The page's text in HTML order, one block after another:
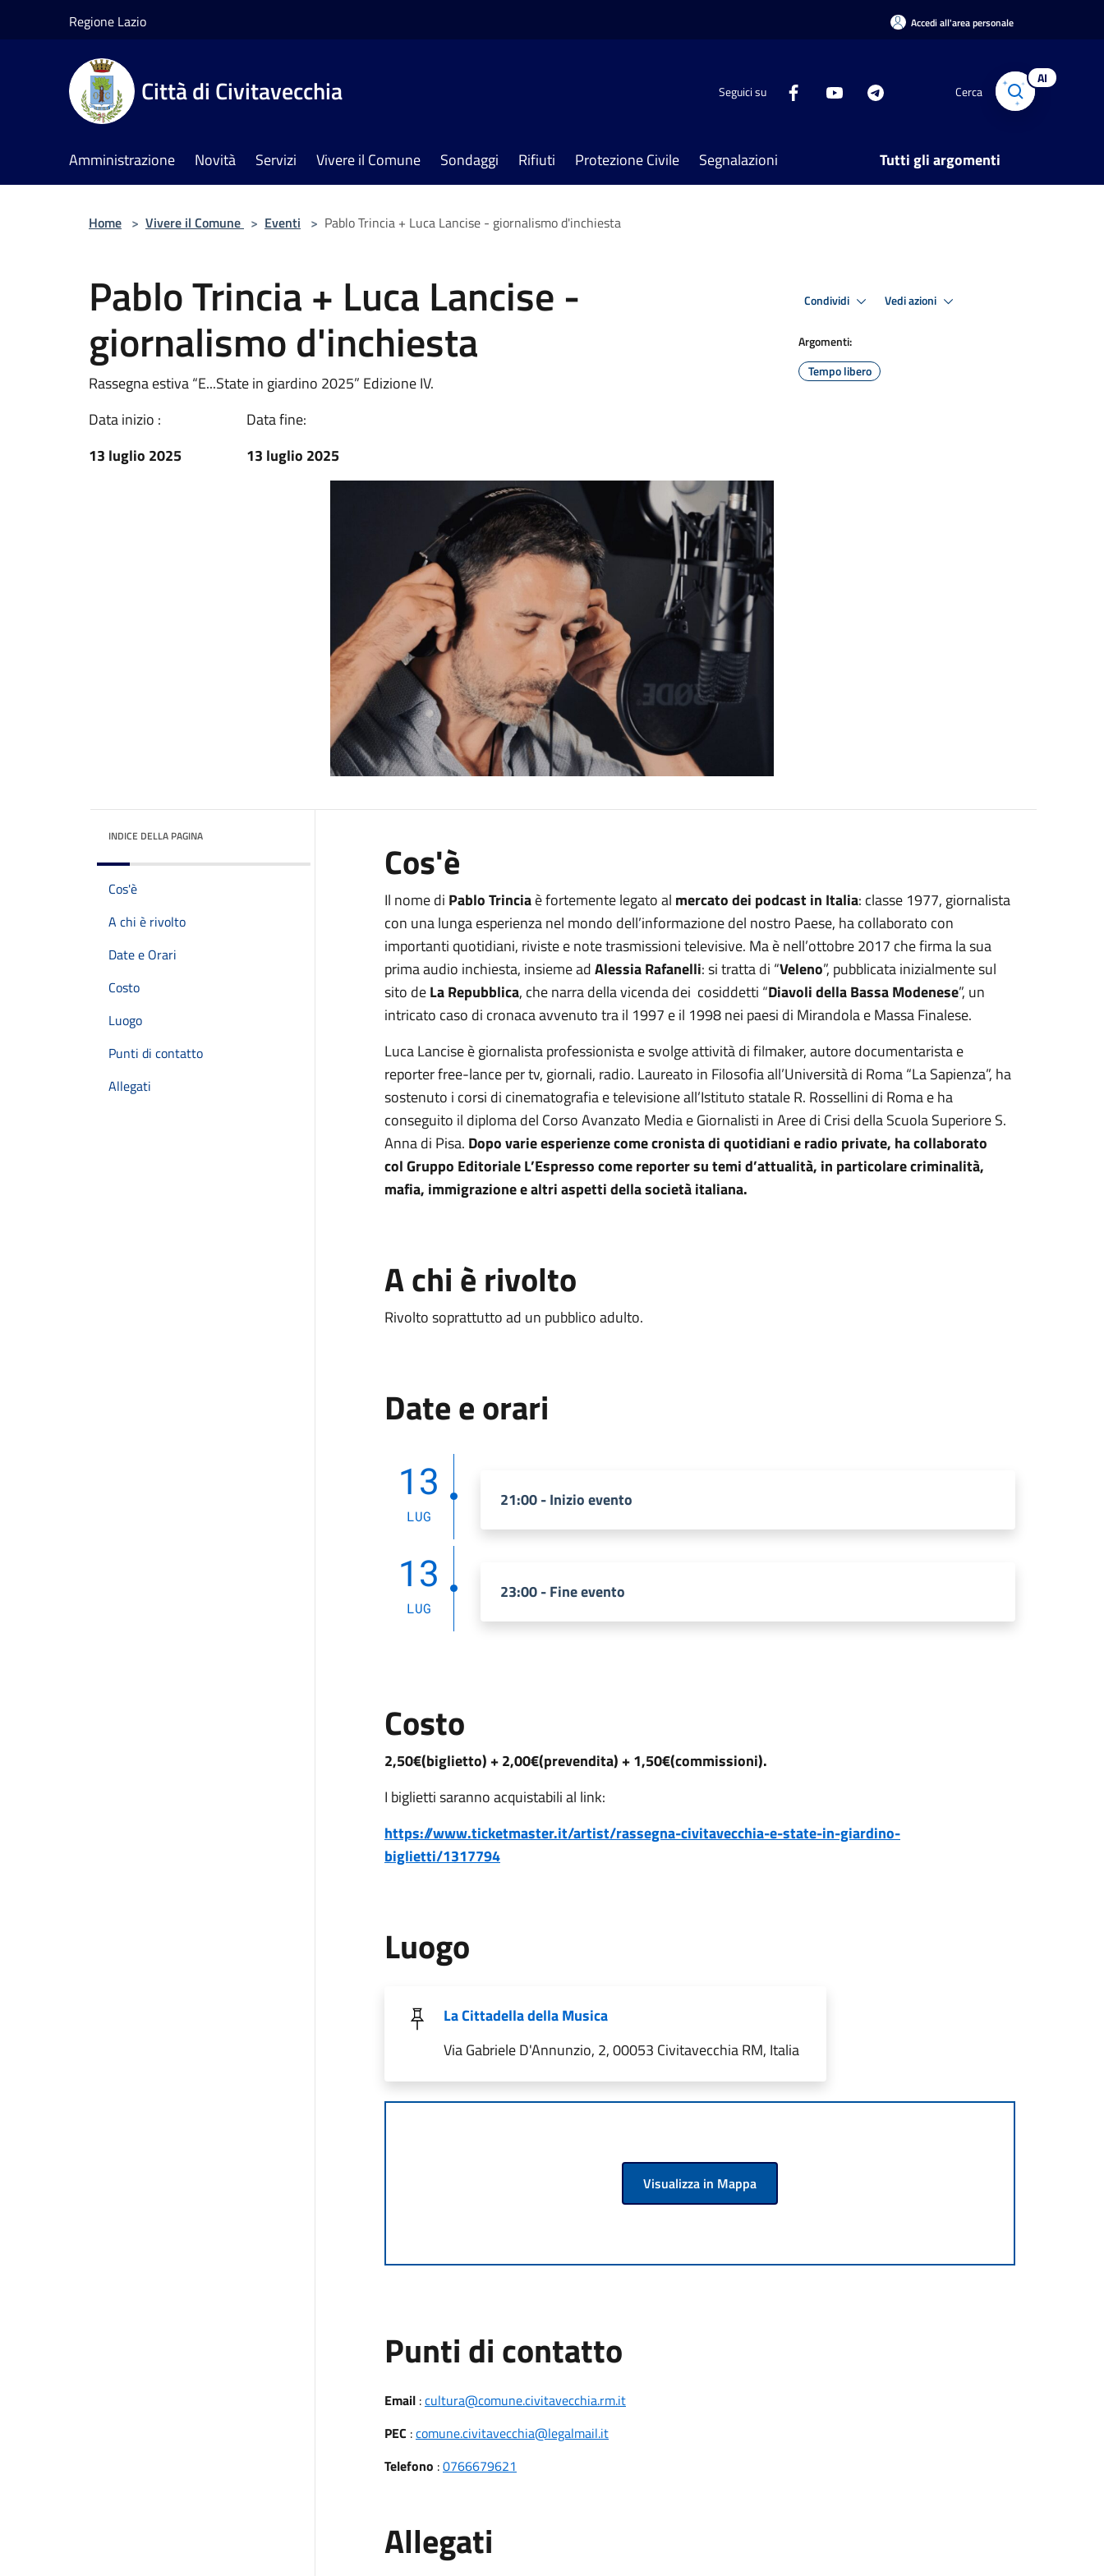
Regione Lazio Accedi all'area personale
Città di Civitavecchia Seguici su Cerca
AI
Amministrazione Novità Servizi Vivere il Comune Sondaggi Rifiuti Protezione Civile Segnalazioni Tutti gli argomenti
Home > Vivere il Comune > Eventi > Pablo Trincia + Luca Lancise - giornalismo d'inchiesta
Pablo Trincia + Luca Lancise -
giornalismo d'inchiesta
Rassegna estiva “E...State in giardino 2025” Edizione IV.
Data inizio :
13 luglio 2025
Data fine:
13 luglio 2025
Condividi Vedi azioni
Argomenti:
Tempo libero
INDICE DELLA PAGINA
Cos'è
A chi è rivolto
Date e Orari
Costo
Luogo
Punti di contatto
Allegati
Cos'è
Il nome di Pablo Trinciaè fortemente legato al mercato dei podcast in Italia: classe 1977, giornalista
con una lunga esperienza nel mondo dell’informazione del nostro Paese, ha collaborato con
importanti quotidiani, riviste e note trasmissioni televisive. Ma è nell’ottobre 2017 che firma la sua
prima audio inchiesta, insieme adAlessia Rafanelli: si tratta di “Veleno”, pubblicata inizialmente sul
sito deLa Repubblica, che narra della vicenda dei cosiddetti “Diavoli della Bassa Modenese”, un
intricato caso di cronaca avvenuto tra il 1997 e il 1998 nei paesi di Mirandola e Massa Finalese.
Luca Lancise è giornalista professionista e svolge attività di filmaker, autore documentarista e
reporter free-lance per tv, giornali, radio. Laureato in Filosofia all’Università di Roma “La Sapienza”, ha
sostenuto i corsi di cinematografia e televisione all’Istituto statale R. Rossellini di Roma e ha
conseguito il diploma del Corso Avanzato Media e Giornalisti in Aree di Crisi della Scuola Superiore S.
Anna di Pisa. Dopo varie esperienze come cronista di quotidiani e radio private, ha collaborato
col Gruppo Editoriale L’Espresso come reporter su temi d’attualità, in particolare criminalità,
mafia, immigrazione e altri aspetti della società italiana.
A chi è rivolto
Rivolto soprattutto ad un pubblico adulto.
Date e orari
13
LUG
21:00 - Inizio evento
13
LUG
23:00 - Fine evento
Costo
2,50€(biglietto) + 2,00€(prevendita) + 1,50€(commissioni).
I biglietti saranno acquistabili al link:
https://www.ticketmaster.it/artist/rassegna-civitavecchia-e-state-in-giardino-
biglietti/1317794
Luogo
La Cittadella della Musica
Via Gabriele D'Annunzio, 2, 00053 Civitavecchia RM, Italia
Visualizza in Mappa
Punti di contatto
Email:cultura@comune.civitavecchia.rm.it
PEC :comune.civitavecchia@legalmail.it
Telefono :0766679621
Allegati